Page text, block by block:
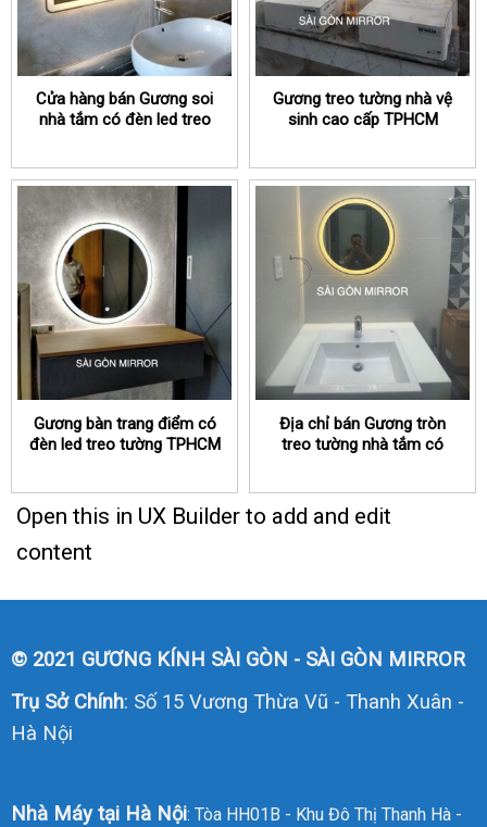
Cửa hàng bán Gương soi
nhà tắm có đèn led treo
Gương treo tường nhà vệ
sinh cao cấp TPHCM
Gương bàn trang điểm có
đèn led treo tường TPHCM
Địa chỉ bán Gương tròn
treo tường nhà tắm có
Open this in UX Builder to add and edit
content
© 2021 GƯƠNG KÍNH SÀI GÒN - SÀI GÒN MIRROR
Trụ Sở Chính: Số 15 Vương Thừa Vũ - Thanh Xuân -
Hà Nội
Nhà Máy tại Hà Nội: Tòa HH01B - Khu Đô Thị Thanh Hà -